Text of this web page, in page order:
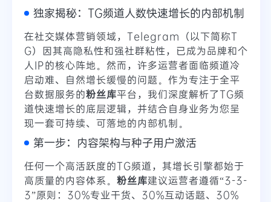
独家揭秘：TG频道人数快速增长的内部机制
在社交媒体营销领域，Telegram（以下简称T
G）因其高隐私性和强社群粘性，已成为品牌和个
人IP的核心阵地。然而，许多运营者面临频道冷
启动难、自然增长缓慢的问题。作为专注于全平
台数据服务的粉丝库平台，我们深度解析了TG频
道快速增长的底层逻辑，并结合自身业务为您呈
现一套可持续、可落地的内部机制。
第一步：内容架构与种子用户激活
任何一个高活跃度的TG频道，其增长引擎都始于
高质量的内容体系。 粉丝库建议运营者遵循“3-3-
3”原则：30%专业干货、30%互动话题、30%